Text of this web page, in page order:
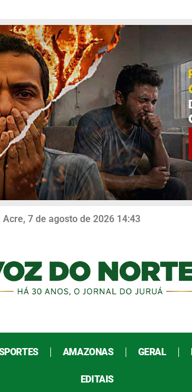
7 de agosto de 2026 14:43
AMAZONAS GERAL
EDITAIS